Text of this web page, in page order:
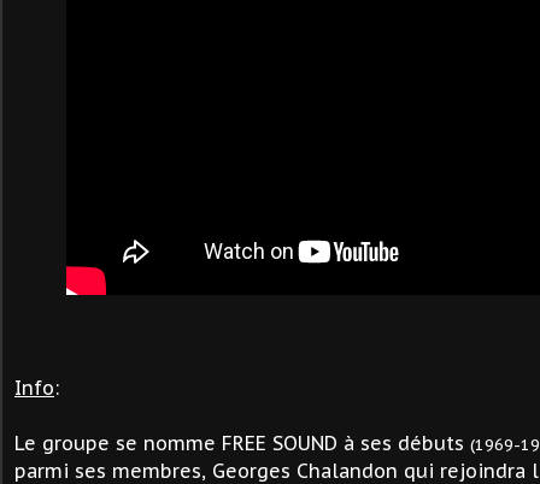
Info:
Le groupe se nomme FREE SOUND à ses débuts (1969-
parmi ses membres, Georges Chalandon qui